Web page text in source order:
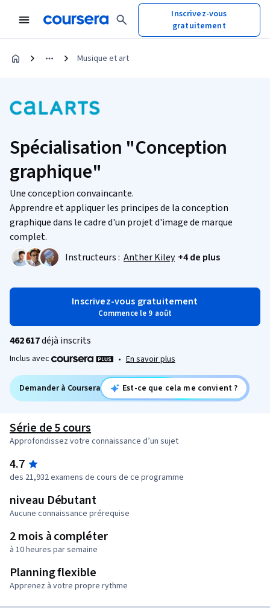
Inscrivez-vous
gratuitement
Musique et art
Spécialisation "Conception
graphique"
Une conception convaincante.
Apprendre et appliquer les principes de la conception
graphique dans le cadre d'un projet d'image de marque
complet.
Instructeurs : Anther Kiley +4 de plus
Inscrivez-vous gratuitement
Commence le 9 août
462 617déjà inscrits
Inclus avec • En savoir plus
Demander à Coursera Est-ce que cela me convient ?
Série de 5 cours
Approfondissez votre connaissance d’un sujet
4.7
des 21,932 examens de cours de ce programme
niveau Débutant
Aucune connaissance prérequise
2 mois à compléter
à 10 heures par semaine
Planning flexible
Apprenez à votre propre rythme